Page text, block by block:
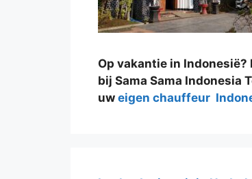
Op vakantie in Indonesië?
bij Sama Sama Indonesia
uw eigen chauffeur